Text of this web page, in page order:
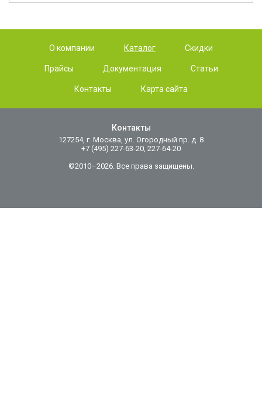
О компании Каталог Скидки
Прайсы Документация Статьи
Контакты Карта сайта
Контакты
127254, г. Москва, ул. Огородный пр. д. 8
+7 (495) 227-63-20, 227-64-20
©2010–2026. Все права защищены.